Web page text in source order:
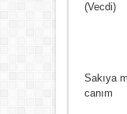
(Vecdi)
Sakıya
canım